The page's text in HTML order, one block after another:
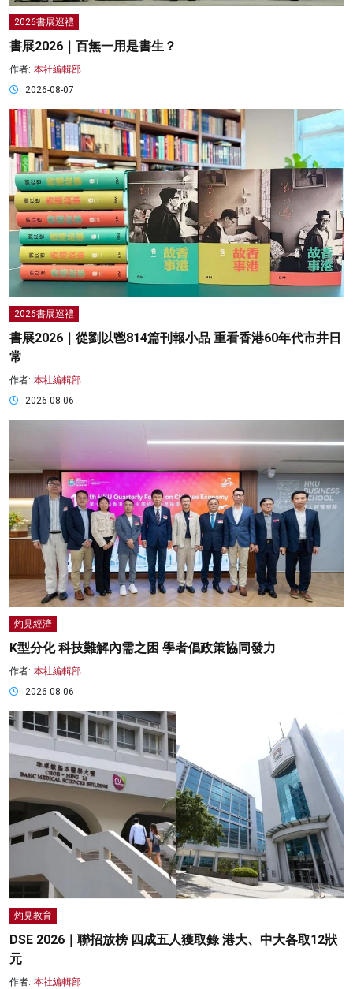
2026書展巡禮
書展2026｜百無一用是書生？
作者: 本社編輯部
2026-08-07
2026書展巡禮
書展2026｜從劉以鬯814篇刊報小品 重看香港60年代市井日
常
作者: 本社編輯部
2026-08-06
灼見經濟
K型分化 科技難解內需之困 學者倡政策協同發力
作者: 本社編輯部
2026-08-06
灼見教育
DSE 2026｜聯招放榜 四成五人獲取錄 港大、中大各取12狀
元
作者: 本社編輯部